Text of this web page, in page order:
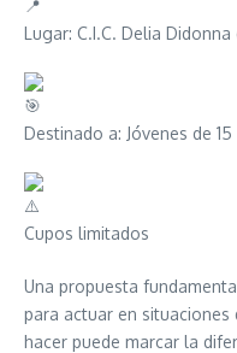
Lugar: C.I.C. Delia Didonna
Destinado a: Jóvenes de
Cupos limitados
Una propuesta
para actuar en situaciones
hacer puede marcar la